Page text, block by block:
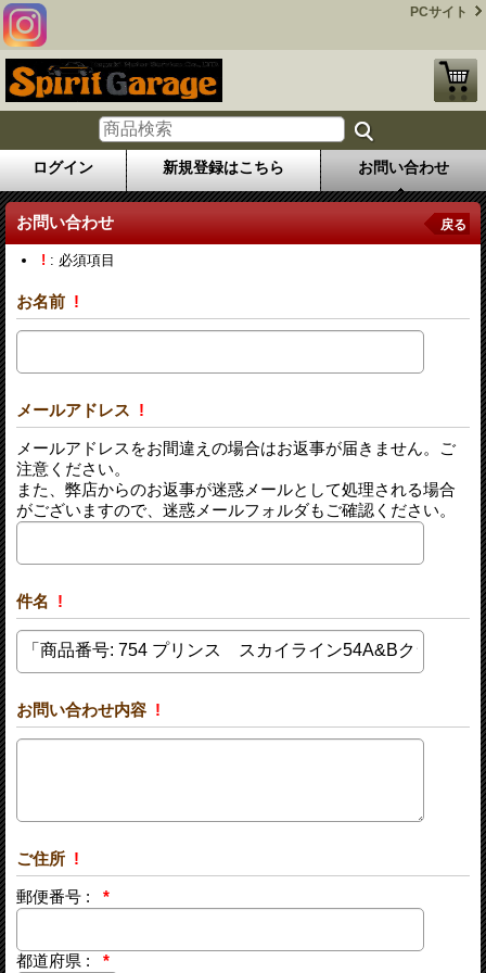
PCサイト
ログイン 新規登録はこちら お問い合わせ
お問い合わせ 戻る
! : 必須項目
お名前 !
メールアドレス !
メールアドレスをお間違えの場合はお返事が届きません。ご
注意ください。
また、弊店からのお返事が迷惑メールとして処理される場合
がございますので、迷惑メールフォルダもご確認ください。
件名 !
お問い合わせ内容 !
ご住所 !
郵便番号 : *
都道府県 : *